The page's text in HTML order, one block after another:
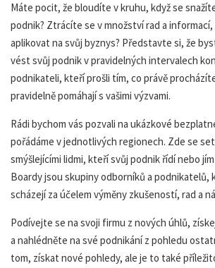
Máte pocit, že bloudíte v kruhu, když se
podnik? Ztrácíte se v množství rad a
aplikovat na svůj byznys? Představte si, že
vést svůj podnik v pravidelných intervalech
podnikateli, kteří prošli tím, co právě
pravidelně pomáhají s vašimi výzvami.
Rádi bychom vás pozvali na ukázkové
pořádáme v jednotlivých regionech. Zde se
smýšlejícími lidmi, kteří svůj podnik řídí nebo
Boardy jsou skupiny odborníků a podnikatelů,
scházejí za účelem výměny zkušeností, rad a
Podívejte se na svoji firmu z nových úhlů,
a nahlédněte na své podnikání z pohledu
tom, získat nové pohledy, ale je to také